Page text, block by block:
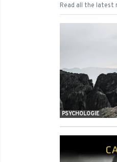
Read all the latest
PSYCHOLOGIE